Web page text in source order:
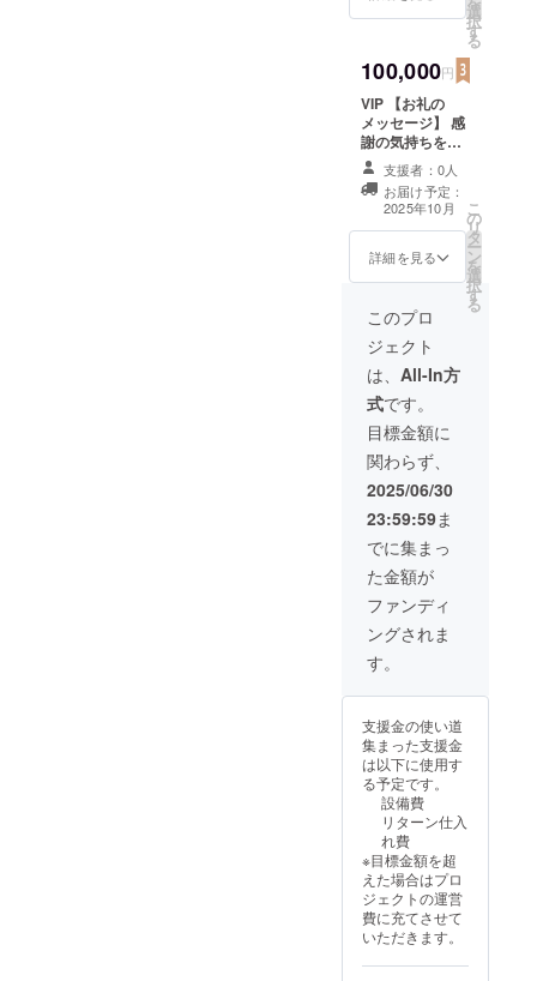
選
択
す
る
100,000円
VIP 【お礼の
メッセージ】 感
謝の気持ちを込
めて、お礼の
メッセージをお
送りします。 こ
のリターンは
3000円,10000円
のリターンと同
支援者：0人
お届け予定：
2025年10月
詳細を見る
こ
の
リ
タ
ー
ン
を
選
択
す
る
このプロ
ジェクト
は、 All-In方
式です。
目標金額に
関わらず、
2025/06/30
23:59:59ま
でに集まっ
た金額が
ファンディ
ングされま
す。
支援金の使い道
集まった支援金
は以下に使用す
る予定です。
設備費
リターン仕入
れ費
※目標金額を超
えた場合はプロ
ジェクトの運営
費に充てさせて
いただきます。